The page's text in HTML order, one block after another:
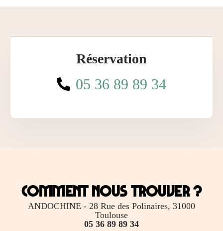
Réservation
05 36 89 89 34
Comment nous trouver ?
ANDOCHINE - 28 Rue des Polinaires, 31000
Toulouse
05 36 89 89 34